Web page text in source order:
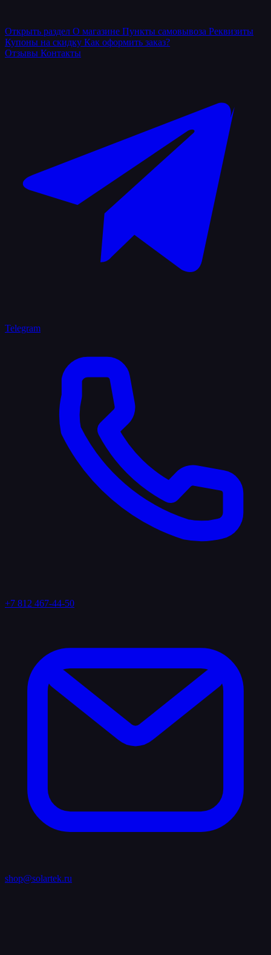
Открыть раздел О магазине Пункты самовывоза Реквизиты
Купоны на скидку Как оформить заказ?
Отзывы Контакты
Telegram
+7 812 467-44-50
shop@solartek.ru